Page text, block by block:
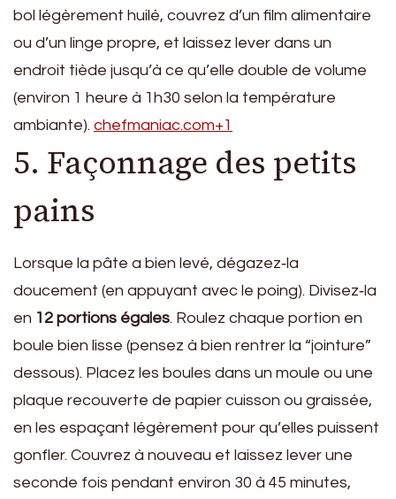
bol légèrement huilé, couvrez d’un film alimentaire
ou d’un linge propre, et laissez lever dans un
endroit tiède jusqu’à ce qu’elle double de volume
(environ 1 heure à 1h30 selon la température
ambiante). chefmaniac.com+1
5. Façonnage des petits
pains
Lorsque la pâte a bien levé, dégazez‑la
doucement (en appuyant avec le poing). Divisez‑la
en 12 portions égales. Roulez chaque portion en
boule bien lisse (pensez à bien rentrer la “jointure”
dessous). Placez les boules dans un moule ou une
plaque recouverte de papier cuisson ou graissée,
en les espaçant légèrement pour qu’elles puissent
gonfler. Couvrez à nouveau et laissez lever une
seconde fois pendant environ 30 à 45 minutes,